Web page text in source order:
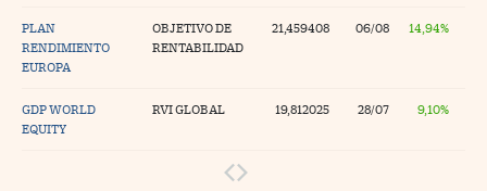
Pyme
PLAN
RENDIMIENTO
EUROPA
OBJETIVO DE
RENTABILIDAD
21,459408 06/08 14,94%
GDP WORLD
EQUITY
RVI GLOBAL 19,812025 28/07 9,10%